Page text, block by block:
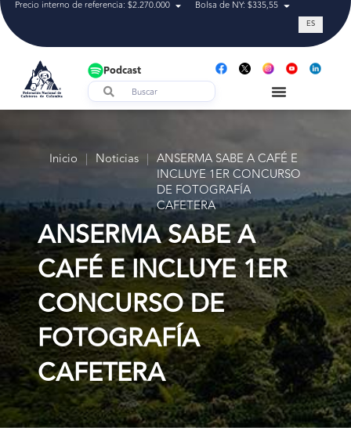
Precio interno de referencia: $2.270.000 Bolsa de NY: $335,55 Tasa de
ES
Podcast
Inicio | Noticias | ANSERMA SABE A CAFÉ E
INCLUYE 1ER CONCURSO
DE FOTOGRAFÍA
CAFETERA
ANSERMA SABE A
CAFÉ E INCLUYE 1ER
CONCURSO DE
FOTOGRAFÍA
CAFETERA